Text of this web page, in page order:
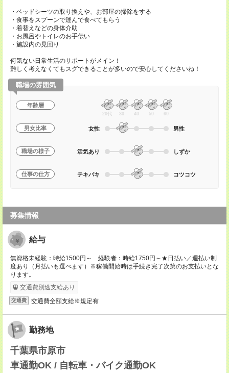
・ベッドシーツの取り換えや、お部屋の掃除をする
・食事をスプーンで運んで食べてもらう
・着替えなどの身体介助
・お風呂やトイレのお手伝い
・施設内の見回り
何気ない日常生活のサポートがメイン！
難しく考えなくてもスグできることが多いので安心してくださいね！
職場の雰囲気
年齢層
20代 30 40 50 60
男女比率 女性 男性
職場の様子 活気あり しずか
仕事の仕方 テキパキ コツコツ
募集情報
給与
無資格未経験：時給1500円～ 経験者：時給1750円～★日払い／週払い制
度あり（月払いも選べます）※稼働開始時は手続き完了次第のお支払いとな
ります。
交通費別途支給あり
交通費 交通費全額支給※規定有
勤務地
千葉県市原市
車通勤OK / 自転車・バイク通勤OK